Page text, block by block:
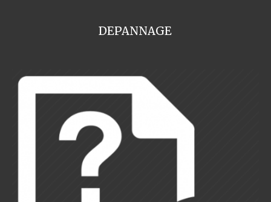
DEPANNAGE